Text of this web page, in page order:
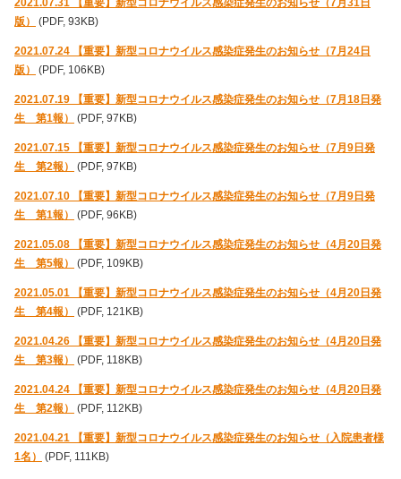
2021.07.31 【重要】新型コロナウイルス感染症発生のお知らせ（7月31日
版）
(PDF, 93KB)
2021.07.24 【重要】新型コロナウイルス感染症発生のお知らせ（7月24日
版）
(PDF, 106KB)
2021.07.19 【重要】新型コロナウイルス感染症発生のお知らせ（7月18日発
生 第1報）
(PDF, 97KB)
2021.07.15 【重要】新型コロナウイルス感染症発生のお知らせ（7月9日発
生 第2報）
(PDF, 97KB)
2021.07.10 【重要】新型コロナウイルス感染症発生のお知らせ（7月9日発
生 第1報）
(PDF, 96KB)
2021.05.08 【重要】新型コロナウイルス感染症発生のお知らせ（4月20日発
生 第5報）
(PDF, 109KB)
2021.05.01 【重要】新型コロナウイルス感染症発生のお知らせ（4月20日発
生 第4報）
(PDF, 121KB)
2021.04.26 【重要】新型コロナウイルス感染症発生のお知らせ（4月20日発
生 第3報）
(PDF, 118KB)
2021.04.24 【重要】新型コロナウイルス感染症発生のお知らせ（4月20日発
生 第2報）
(PDF, 112KB)
2021.04.21 【重要】新型コロナウイルス感染症発生のお知らせ（入院患者様
1名）
(PDF, 111KB)